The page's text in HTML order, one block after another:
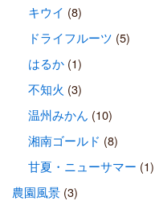
キウイ (8)
ドライフルーツ (5)
はるか(1)
不知火 (3)
温州みかん (10)
湘南ゴールド (8)
甘夏・ニューサマー (1)
農園風景(3)